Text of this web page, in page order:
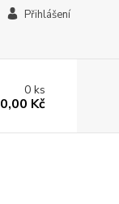
Přihlášení
0ks
0,00 Kč